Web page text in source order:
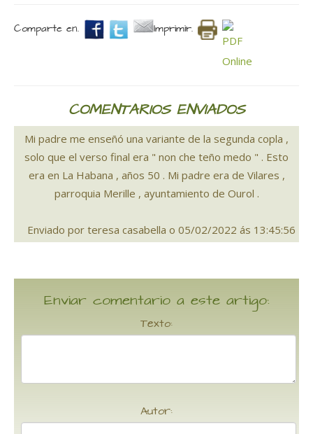
Comparte en. Imprimir.
COMENTARIOS ENVIADOS
Mi padre me enseñó una variante de la segunda copla ,
solo que el verso final era " non che teño medo " . Esto
era en La Habana , años 50 . Mi padre era de Vilares ,
parroquia Merille , ayuntamiento de Ourol .
Enviado por teresa casabella o 05/02/2022 ás 13:45:56
Enviar comentario a este artigo:
Texto:
Autor: